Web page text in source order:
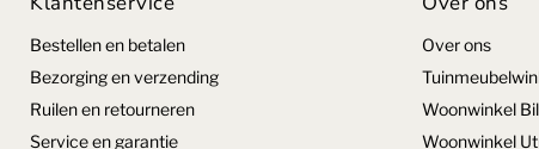
Bestellen en betalen
Bezorging en verzending
Ruilen en retourneren
Service en garantie
Over ons
Woonwinkel
Woonwinkel